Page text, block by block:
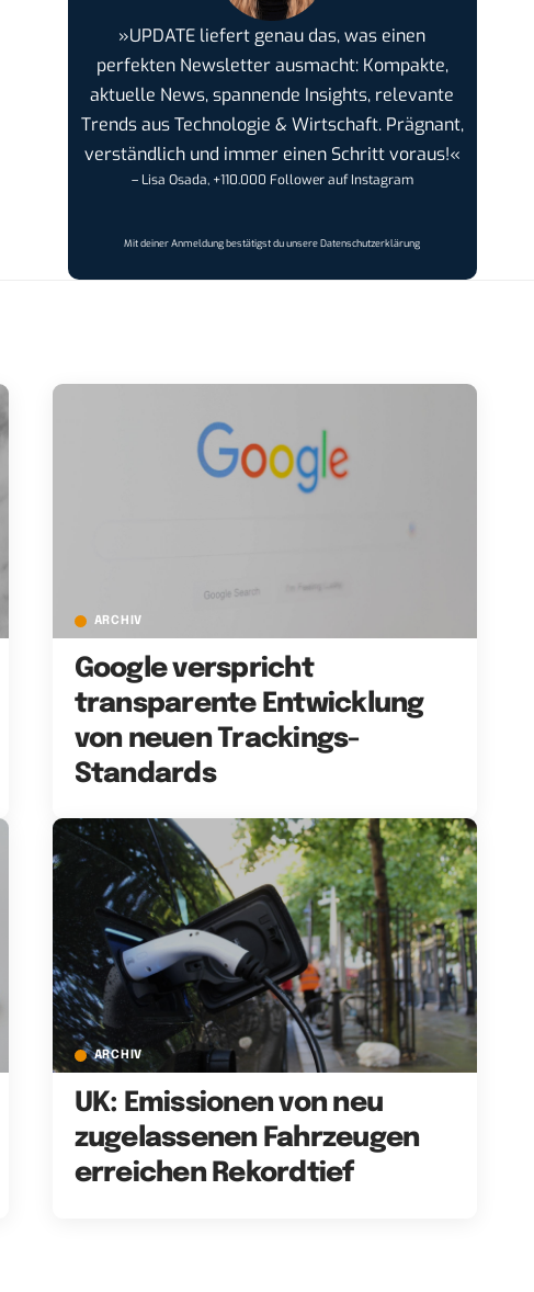
»UPDATE liefert genau das, was einen
perfekten Newsletter ausmacht: Kompakte,
aktuelle News, spannende Insights, relevante
Trends aus Technologie & Wirtschaft. Prägnant,
verständlich und immer einen Schritt voraus!«
– Lisa Osada, +110.000 Follower auf Instagram
Mit deiner Anmeldung bestätigst du unsereDatenschutzerklärung
ARCHIV
Google verspricht
transparente Entwicklung
von neuen Trackings-
Standards
ARCHIV
UK: Emissionen von neu
zugelassenen Fahrzeugen
erreichen Rekordtief